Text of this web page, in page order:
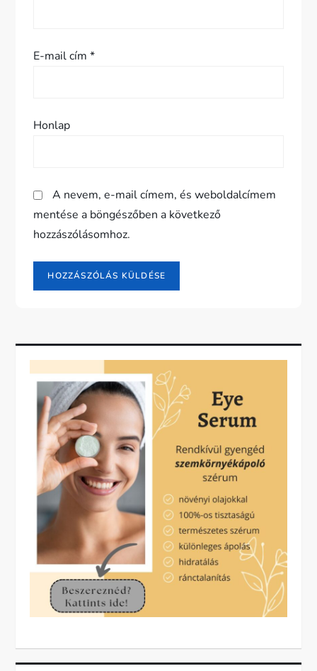
E-mail cím*
Honlap
A nevem, e-mail címem, és weboldalcímem
mentése a böngészőben a következő
hozzászólásomhoz.